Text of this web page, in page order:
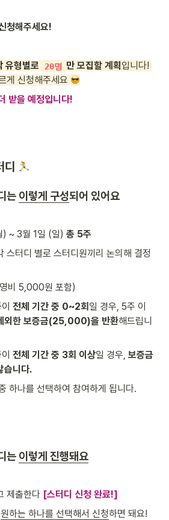
청해주세요!
유형별로 20명 만 모집할 계획입니다!
게 신청해주세요
받을 예정입니다!
는 이렇게 구성되어 있어요
~ 3월 1일 (일) 총 5주
스터디 별로 스터디원끼리 논의해 결정
비 5,000원 포함)
전체 기간 중 0~2회 일 경우, 5주 이
외한 보증금(25,000)을 반환해드립니
전체 기간 중 3회 이상일 경우, 보증금
습니다.
하나를 선택하여 참여하게 됩니다.
는 이렇게 진행돼요
제출한다 [스터디 신청 완료!]
원하는 하나를 선택해서 신청하면 돼요!